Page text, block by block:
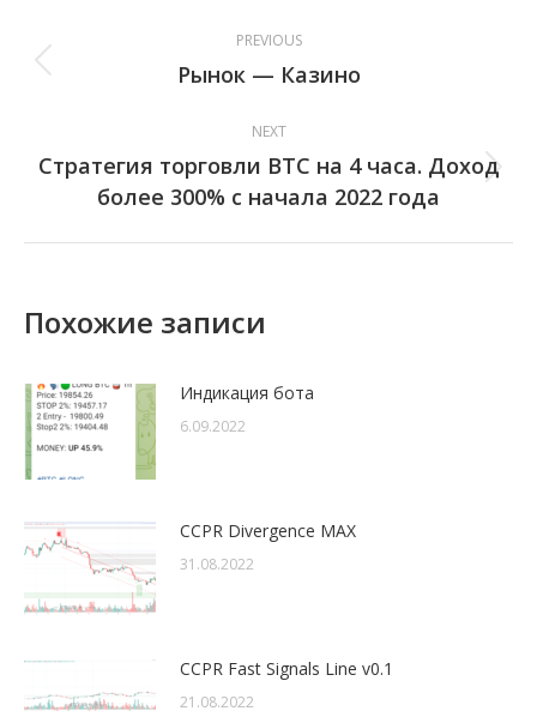
navigation
PREVIOUS
Previous
Рынок — Казино
NEXT
Next
post:
Стратегия торговли BTC на 4 часа. Доход
более 300% с начала 2022 года
Похожие записи
Индикация бота
6.09.2022
CCPR Divergence MAX
31.08.2022
CCPR Fast Signals Line v0.1
21.08.2022